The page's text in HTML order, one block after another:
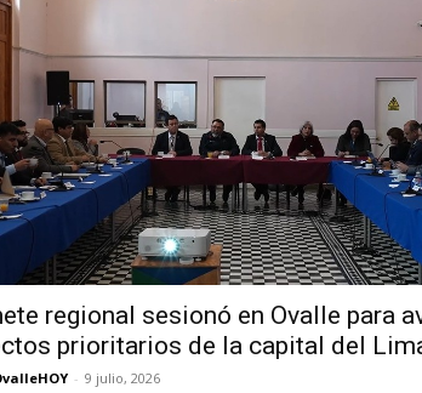
regional sesionó en Ovalle para
prioritarios de la capital del
- 9 julio, 2026